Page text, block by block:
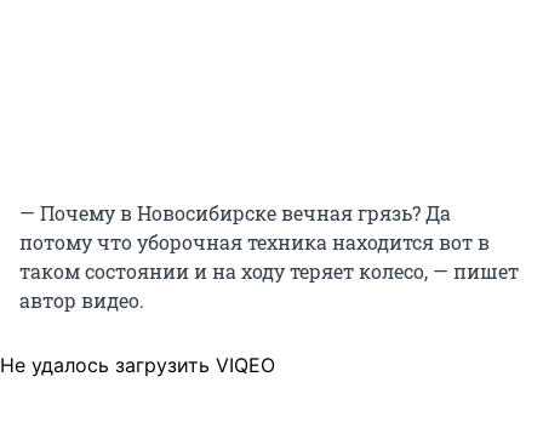
— Почему в Новосибирске вечная грязь? Да
потому что уборочная техника находится вот в
таком состоянии и на ходу теряет колесо, — пишет
автор видео.
Не удалось загрузить VIQEO